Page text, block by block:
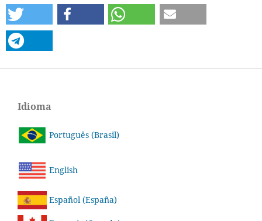
Idioma
Português (Brasil)
English
Español (España)